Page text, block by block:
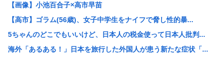
おっパブ行ってきた結果www
マーベルの新作格ゲー、俺ちゃんことデッドプール(CV子安...
共産党・志位氏「高市首相は非核三原則を今後堅持すると言わ...
【画像】愛知の半グレ、怖すぎる→御尊顔がこちら…
【画像】小池百合子×高市早苗
【高市】ゴラム(56歳)、女子中学生をナイフで脅し性的暴...
5ちゃんのどこでもいいけど、日本人の税金使って日本人批判...
海外「あるある！」日本を旅行した外国人が患う新たな症状「...